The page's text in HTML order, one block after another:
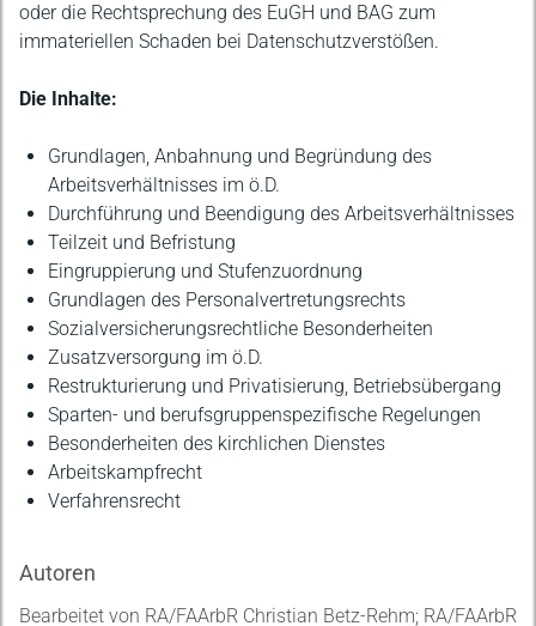
oder die Rechtsprechung des EuGH und BAG zum
immateriellen Schaden bei Datenschutzverstößen.
Die Inhalte:
Grundlagen, Anbahnung und Begründung des
Arbeitsverhältnisses im ö.D.
Durchführung und Beendigung des Arbeitsverhältnisses
Teilzeit und Befristung
Eingruppierung und Stufenzuordnung
Grundlagen des Personalvertretungsrechts
Sozialversicherungsrechtliche Besonderheiten
Zusatzversorgung im ö.D.
Restrukturierung und Privatisierung, Betriebsübergang
Sparten- und berufsgruppenspezifische Regelungen
Besonderheiten des kirchlichen Dienstes
Arbeitskampfrecht
Verfahrensrecht
Autoren
Bearbeitet von RA/FAArbR Christian Betz-Rehm; RA/FAArbR